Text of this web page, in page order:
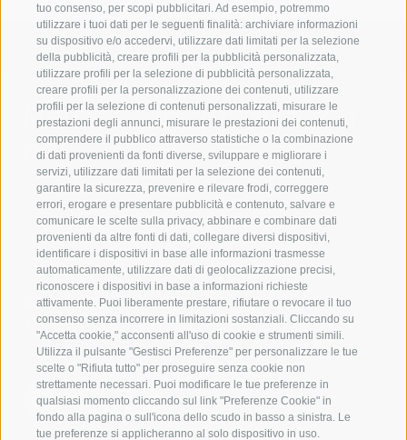
tuo consenso, per scopi pubblicitari. Ad esempio, potremmo
utilizzare i tuoi dati per le seguenti finalità: archiviare informazioni
su dispositivo e/o accedervi, utilizzare dati limitati per la selezione
della pubblicità, creare profili per la pubblicità personalizzata,
utilizzare profili per la selezione di pubblicità personalizzata,
creare profili per la personalizzazione dei contenuti, utilizzare
profili per la selezione di contenuti personalizzati, misurare le
prestazioni degli annunci, misurare le prestazioni dei contenuti,
comprendere il pubblico attraverso statistiche o la combinazione
di dati provenienti da fonti diverse, sviluppare e migliorare i
servizi, utilizzare dati limitati per la selezione dei contenuti,
garantire la sicurezza, prevenire e rilevare frodi, correggere
errori, erogare e presentare pubblicità e contenuto, salvare e
comunicare le scelte sulla privacy, abbinare e combinare dati
provenienti da altre fonti di dati, collegare diversi dispositivi,
identificare i dispositivi in base alle informazioni trasmesse
automaticamente, utilizzare dati di geolocalizzazione precisi,
riconoscere i dispositivi in base a informazioni richieste
attivamente. Puoi liberamente prestare, rifiutare o revocare il tuo
consenso senza incorrere in limitazioni sostanziali. Cliccando su
"Accetta cookie," acconsenti all'uso di cookie e strumenti simili.
Utilizza il pulsante "Gestisci Preferenze" per personalizzare le tue
scelte o "Rifiuta tutto" per proseguire senza cookie non
strettamente necessari. Puoi modificare le tue preferenze in
qualsiasi momento cliccando sul link "Preferenze Cookie" in
fondo alla pagina o sull'icona dello scudo in basso a sinistra. Le
tue preferenze si applicheranno al solo dispositivo in uso.
Mettetevi in contatto con
noi
IDM Südtirol - Alto Adige
+39 0471 094 000
info[at]idm-suedtirol.com
idm[at]pec.idm-suedtirol.com
SCRIVICI
DOVE SIAMO